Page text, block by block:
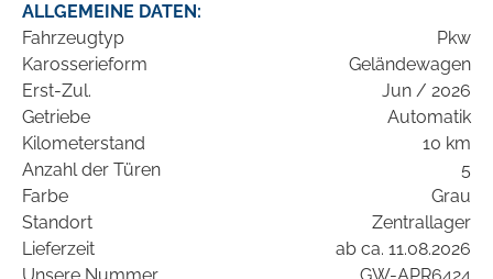
ALLGEMEINE DATEN:
Fahrzeugtyp
Pkw
Karosserieform
Geländewagen
Erst-Zul.
Jun / 2026
Getriebe
Automatik
Kilometerstand
10 km
Anzahl der Türen
5
Farbe
Grau
Standort
Zentrallager
Lieferzeit
ab ca. 11.08.2026